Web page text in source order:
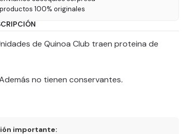
100% originales
de Quinoa Club traen proteina de
no tienen conservantes.
importante: